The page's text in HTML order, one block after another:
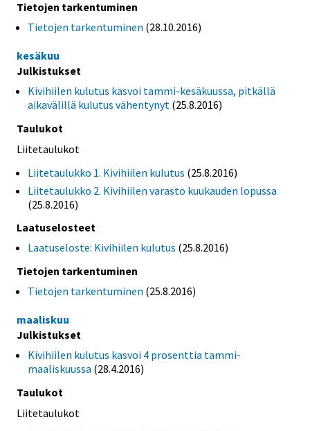
Tietojen tarkentuminen
Tietojen tarkentuminen (28.10.2016)
kesäkuu
Julkistukset
Kivihiilen kulutus kasvoi tammi-kesäkuussa, pitkällä
aikavälillä kulutus vähentynyt (25.8.2016)
Taulukot
Liitetaulukot
Liitetaulukko 1. Kivihiilen kulutus (25.8.2016)
Liitetaulukko 2. Kivihiilen varasto kuukauden lopussa
(25.8.2016)
Laatuselosteet
Laatuseloste: Kivihiilen kulutus (25.8.2016)
Tietojen tarkentuminen
Tietojen tarkentuminen (25.8.2016)
maaliskuu
Julkistukset
Kivihiilen kulutus kasvoi 4 prosenttia tammi-
maaliskuussa (28.4.2016)
Taulukot
Liitetaulukot